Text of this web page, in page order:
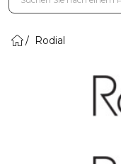
Rodial